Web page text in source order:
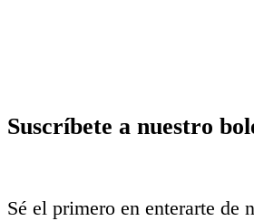
Suscríbete a nuestro
Sé el primero en enterarte de